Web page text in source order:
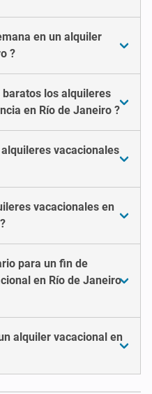
en un alquiler
?
baratos los alquileres
en Río de Janeiro ?
vacacionales
vacacionales en
para un fin de
en Río de Janeiro
alquiler vacacional en